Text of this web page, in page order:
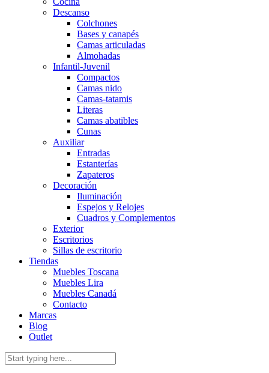
Descanso
Colchones
Bases y canapés
Camas articuladas
Almohadas
Infantil-Juvenil
Compactos
Camas nido
Camas-tatamis
Literas
Camas abatibles
Cunas
Auxiliar
Entradas
Estanterías
Zapateros
Decoración
Iluminación
Espejos y Relojes
Cuadros y Complementos
Exterior
Escritorios
Sillas de escritorio
Tiendas
Muebles Toscana
Muebles Lira
Muebles Canadá
Contacto
Marcas
Blog
Outlet